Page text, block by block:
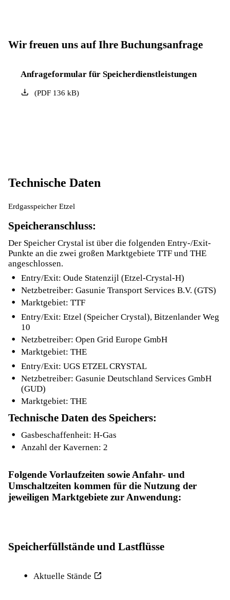
Wir freuen uns auf Ihre Buchungsanfrage
Anfrageformular für Speicherdienstleistungen
(PDF136 kB)
Technische Daten
Erdgasspeicher Etzel
Speicheranschluss:
Der Speicher Crystal ist über die folgenden Entry-/Exit-
Punkte an die zwei großen Marktgebiete TTF und THE
angeschlossen.
Entry/Exit: Oude Statenzijl (Etzel-Crystal-H)
Netzbetreiber: Gasunie Transport Services B.V. (GTS)
Marktgebiet: TTF
Entry/Exit: Etzel (Speicher Crystal), Bitzenlander Weg
10
Netzbetreiber: Open Grid Europe GmbH
Marktgebiet: THE
Entry/Exit: UGS ETZEL CRYSTAL
Netzbetreiber: Gasunie Deutschland Services GmbH
(GUD)
Marktgebiet: THE
Technische Daten des Speichers:
Gasbeschaffenheit: H-Gas
Anzahl der Kavernen: 2
Folgende Vorlaufzeiten sowie Anfahr- und
Umschaltzeiten kommen für die Nutzung der
jeweiligen Marktgebiete zur Anwendung:
Speicherfüllstände und Lastflüsse
Aktuelle Stände